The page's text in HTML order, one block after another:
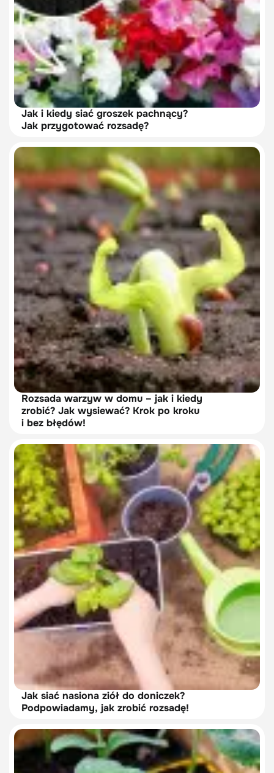
Jak i kiedy siać groszek pachnący?
Jak przygotować rozsadę?
Rozsada warzyw w domu – jak i kiedy
zrobić? Jak wysiewać? Krok po kroku
i bez błędów!
Jak siać nasiona ziół do doniczek?
Podpowiadamy, jak zrobić rozsadę!